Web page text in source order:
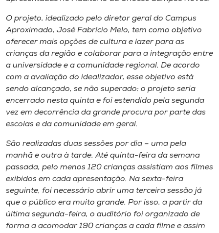
Rádio
Museu
Unoesc
Store
o idioma
A-
O projeto, idealizado pelo diretor geral do Campus
Aproximado, José Fabrício Melo, tem como objetivo
oferecer mais opções de cultura e lazer para as
crianças da região e colaborar para a integração entre
a universidade e a comunidade regional. De acordo
com a avaliação do idealizador, esse objetivo está
sendo alcançado, se não superado: o projeto seria
encerrado nesta quinta e foi estendido pela segunda
vez em decorrência da grande procura por parte das
escolas e da comunidade em geral.
São realizadas duas sessões por dia – uma pela
manhã e outra à tarde. Até quinta-feira da semana
passada, pelo menos 120 crianças assistiam aos filmes
exibidos em cada apresentação. Na sexta-feira
seguinte, foi necessário abrir uma terceira sessão já
que o público era muito grande. Por isso, a partir da
última segunda-feira, o auditório foi organizado de
forma a acomodar 190 crianças a cada filme e assim